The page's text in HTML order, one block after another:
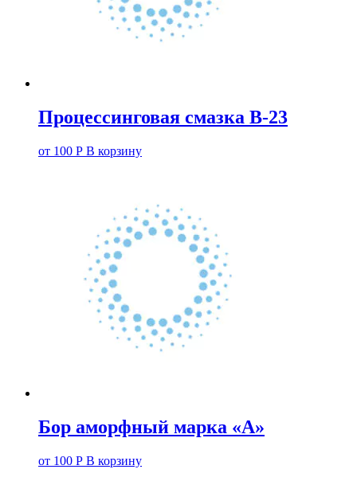
Процессинговая смазка В-23
от 100 Р В корзину
Бор аморфный марка «А»
от 100 Р В корзину